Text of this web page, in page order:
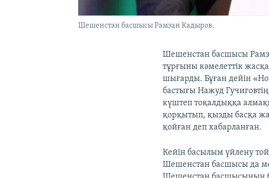
Шешенстан басшысы Рамзан Кадыров.
Шешенстан басшысы
тұрғыны кәмелеттік
шығарды. Бұған дейін
бастығы Нажуд
күштеп тоқалдыққа
қорқытып, қызды басқа
қойған деп хабарланған.
Кейін басылым үйлену
Шешенстан басшысы да